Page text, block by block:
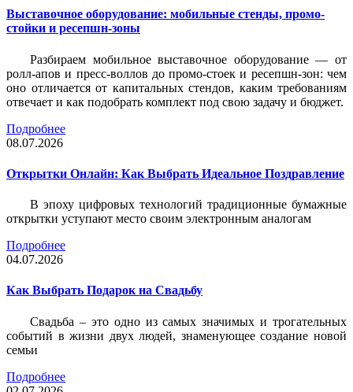
Выставочное оборудование: мобильные стенды, промо-
стойки и ресепшн-зоны
Разбираем мобильное выставочное оборудование — от
ролл-апов и пресс-воллов до промо-стоек и ресепшн-зон: чем
оно отличается от капитальных стендов, каким требованиям
отвечает и как подобрать комплект под свою задачу и бюджет.
Подробнее
08.07.2026
Открытки Онлайн: Как Выбрать Идеальное Поздравление
В эпоху цифровых технологий традиционные бумажные
открытки уступают место своим электронным аналогам
Подробнее
04.07.2026
Как Выбрать Подарок на Свадьбу
Свадьба – это одно из самых значимых и трогательных
событий в жизни двух людей, знаменующее создание новой
семьи
Подробнее